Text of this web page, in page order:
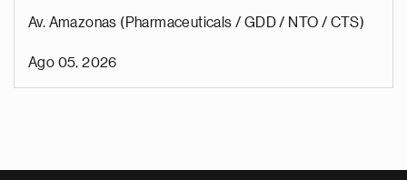
Av. Amazonas (Pharmaceuticals / GDD / NTO / CTS)
Ago 05, 2026